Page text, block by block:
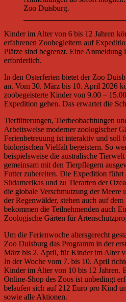
Zoo Duisburg.
Kinder im Alter von 6 bis 12 Jahren
erfahrenen Zoobegleitern auf
Plätze sind begrenzt. Eine Anmeldung
erforderlich.
In den Osterferien bietet der Zoo
an. Vom 30. März bis 10. April 2026
zoobegeisterte Kinder von 9.00 –
Expedition gehen. Das erwartet die
Tierfütterungen, Tierbeobachtungen
Arbeitsweise moderner zoologischer
Ferienbetreuung ist interaktiv und soll
biologischen Vielfalt begeistern. So
beispielsweise die australische
gemeinsam mit den Tierpflegern
Futter zubereiten. Die Expedition führt
Südamerikas und zu Tierarten der
die globale Verschmutzung der Meere
der Regenwälder, stehen auch auf
bekommen die Teilnehmenden auch
Zoologische Gärten für
Um die Ferienwoche altersgerecht
Zoo Duisburg das Programm in der
März bis 2. April, für Kinder im Alter
In der Woche vom 7. bis 10. April
Kinder im Alter von 10 bis 12 Jahren.
Online-Shop des Zoos ist unbedingt
belaufen sich auf 212 Euro pro Kind
sowie alle Aktionen.